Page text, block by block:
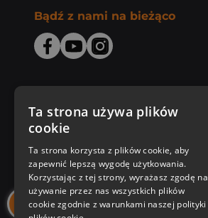
Bądź z nami na bieżąco
Zakupy u nas
Nasza oferta
Nasi autorzy
Ta strona używa plików
cookie
Ta strona korzysta z plików cookie, aby
zapewnić lepszą wygodę użytkowania.
Korzystając z tej strony, wyrażasz zgodę na
używanie przez nas wszystkich plików
cookie zgodnie z warunkami naszej polityki